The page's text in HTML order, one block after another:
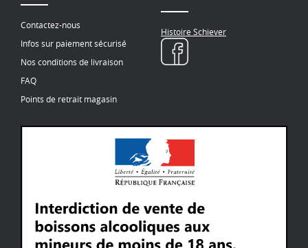
Contactez-nous
Infos sur paiement sécurisé
Nos conditions de livraison
FAQ
Points de retrait magasin
Histoire Schiever